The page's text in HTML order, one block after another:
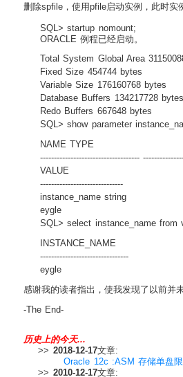
删除spfile，使用pfile启动实例，此时实
SQL> startup nomount;
ORACLE 例程已经启动。
Total System Global Area
Fixed Size 454744 bytes
Variable Size 176160768 bytes
Database Buffers 134217728 bytes
Redo Buffers 667648 bytes
SQL> show parameter
NAME TYPE
------------------------------------
VALUE
------------------------------
instance_name string
eygle
SQL> select instance_name from
INSTANCE_NAME
--------------------------------
eygle
感谢我的读者指出，使我发现了以前并
-The End-
历史上的今天...
>> 2018-12-17文章:
Oracle 12c :ASM 存储单盘
>> 2010-12-17文章: